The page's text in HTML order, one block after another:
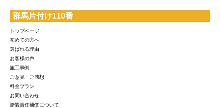
群馬片付け110番
トップページ
初めての方へ
選ばれる理由
お客様の声
施工事例
ご意見・ご感想
料金プラン
お問い合わせ
賠償責任補償について